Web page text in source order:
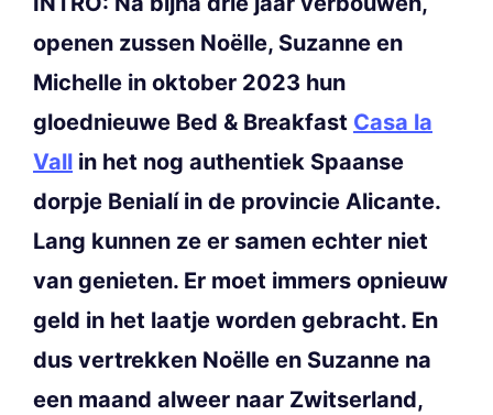
openen zussen Noëlle, Suzanne en
Michelle in oktober 2023 hun
gloednieuwe Bed & Breakfast Casa la
Vall in het nog authentiek Spaanse
dorpje Benialí in de provincie Alicante.
Lang kunnen ze er samen echter niet
van genieten. Er moet immers opnieuw
geld in het laatje worden gebracht. En
dus vertrekken Noëlle en Suzanne na
een maand alweer naar Zwitserland,